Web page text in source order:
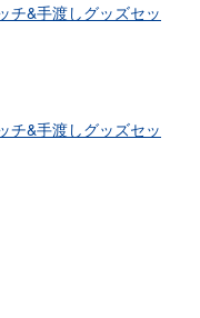
チ&手渡しグッズセッ
チ&手渡しグッズセッ